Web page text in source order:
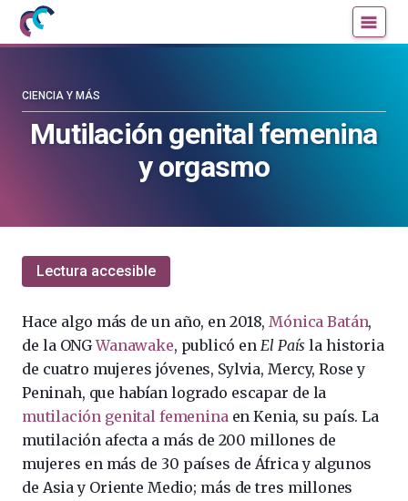
Mujeres
con
la
blog
la
Mutilación genital femenina
y orgasmo
CIENCIA Y MÁS
Lectura accesible
Hace algo más de un año, en 2018,Mónica Batán,
de la ONGWanawake, publicó enEl País la historia
de cuatro mujeres jóvenes, Sylvia, Mercy, Rose y
Peninah, que habían logrado escapar de la
mutilación genital femeninaen Kenia, su país. La
mutilación afecta a más de 200 millones de
mujeres en más de 30 países de África y algunos
de Asia y Oriente Medio; más de tres millones